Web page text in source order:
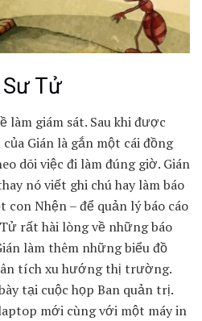
Tử
làm giám sát. Sau khi được
Gián là gắn một cái đồng
dõi việc đi làm đúng giờ. Gián
nó viết ghi chú hay làm báo
con Nhện – để quản lý báo cáo
rất hài lòng về những báo
làm thêm những biểu đồ
tích xu hướng thị trường.
tại cuộc họp Ban quản trị.
mới cùng với một máy in